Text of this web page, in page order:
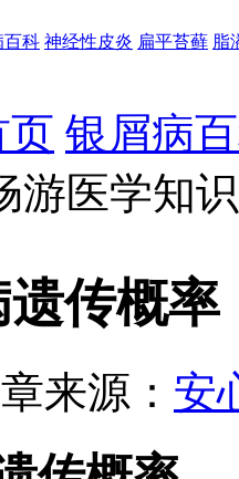
百科 神经性皮炎 扁平苔藓 脂
页 银屑病
游医学知
传概率
来源： 安